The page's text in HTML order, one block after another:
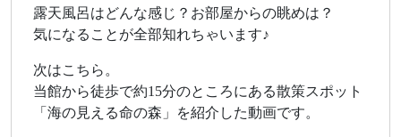
露天風呂はどんな感じ？お部屋からの眺めは？
気になることが全部知れちゃいます♪
次はこちら。
当館から徒歩で約15分のところにある散策スポット
「海の見える命の森」を紹介した動画です。